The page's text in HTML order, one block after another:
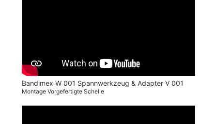
Bandimex W 001 Spannwerkzeug & Adapter V 001
Montage Vorgefertigte Schelle